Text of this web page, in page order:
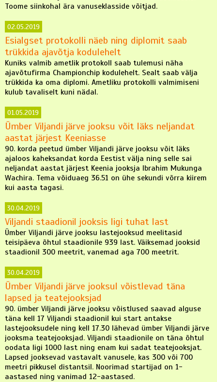
Toome siinkohal ära vanuseklasside võitjad.
02.05.2019
Esialgset protokolli näeb ning diplomit saab
trükkida ajavõtja kodulehelt
Kuniks valmib ametlik protokoll saab tulemusi näha
ajavõtufirma Championchip kodulehelt. Sealt saab välja
trükkida ka oma diplomi. Ametliku protokolli valmimiseni
kulub tavaliselt kuni nädal.
01.05.2019
Ümber Viljandi järve jooksu võit läks neljandat
aastat järjest Keeniasse
90. korda peetud ümber Viljandi järve jooksu võit läks
ajaloos kaheksandat korda Eestist välja ning selle sai
neljandat aastat järjest Keenia jooksja Ibrahim Mukunga
Wachira. Tema võiduaeg 36.51 on ühe sekundi võrra kiirem
kui aasta tagasi.
30.04.2019
Viljandi staadionil jooksis ligi tuhat last
Ümber Viljandi järve jooksu lastejooksud meelitasid
teisipäeva õhtul staadionile 939 last. Väiksemad jooksid
staadionil 300 meetrit, vanemad aga 700 meetrit.
30.04.2019
Ümber Viljandi järve jooksul võistlevad täna
lapsed ja teatejooksjad
90. ümber Viljandi järve jooksu võistlused saavad alguse
täna kell 17 Viljandi staadionil kui start antakse
lastejooksudele ning kell 17.30 lähevad ümber Viljandi järve
jooksma teatejooksjad. Viljandi staadionile on täna õhtul
oodata ligi 1000 last ning enam kui sadat teatejooksjat.
Lapsed jooksevad vastavalt vanusele, kas 300 või 700
meetri pikkusel distantsil. Noorimad startijad on 1-
aastased ning vanimad 12-aastased.